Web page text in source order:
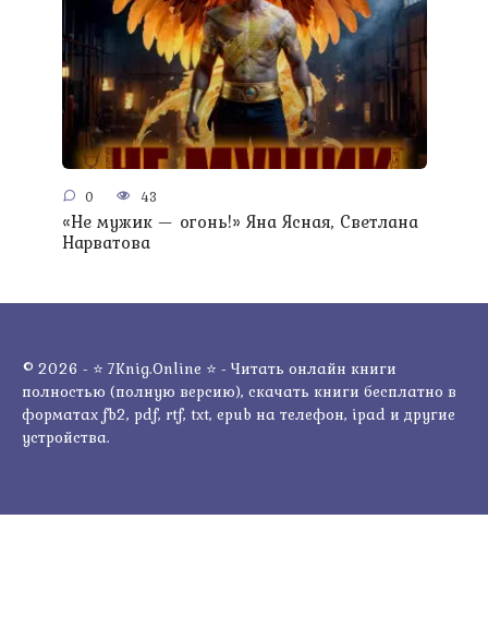
0 43
«Не мужик — огонь!» Яна Ясная, Светлана
Нарватова
© 2026 - ⭐ 7Knig.Online ⭐ - Читать онлайн книги
полностью (полную версию), скачать книги бесплатно в
форматах fb2, pdf, rtf, txt, epub на телефон, ipad и другие
устройства.